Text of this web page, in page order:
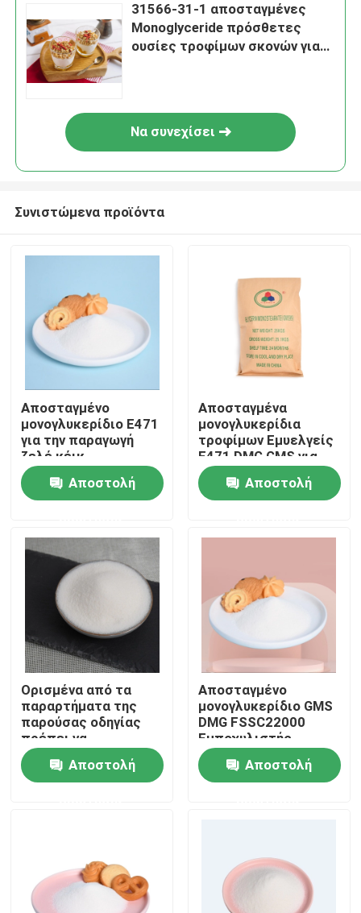
Σπίτι
Προϊόντα
Βίντεο
VR παρουσιάστε
Σχετικά με εμάς
Γύρος εργοστασίων
Ποιοτικός έλεγχος
Ζητήστε ένα απόσπασμα
31566-31-1 αποσταγμένες
Monoglyceride πρόσθετες
ουσίες τροφίμων σκονών για
Να συνεχίσει
Συνιστώμενα προϊόντα
Αποσταγμένο
μονογλυκερίδιο E471
για την παραγωγή
ζελέ κέικ
Αποστολή
Αποσταγμένα
μονογλυκερίδια
τροφίμων Εμυελγείς
E471 DMG GMS για
την παραγωγή DATEM
Αποστολή
Ορισμένα από τα
παραρτήματα της
παρούσας οδηγίας
πρέπει να
περιλαμβάνονται στο
παράρτημα της
παρούσας οδηγίας.
Αποστολή
Αποσταγμένο
μονογλυκερίδιο GMS
DMG FSSC22000
Εμποχυλιστής
τροφίμων E471
Αποστολή